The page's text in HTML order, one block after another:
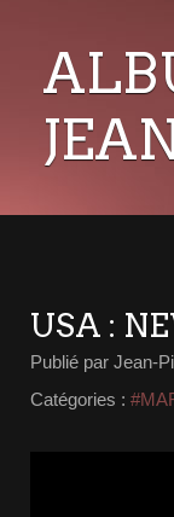
USA :
Publié par Jean-
Catégories :